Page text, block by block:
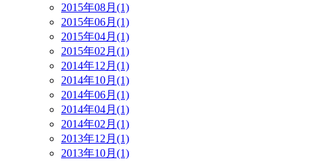
2015年08月(1)
2015年06月(1)
2015年04月(1)
2015年02月(1)
2014年12月(1)
2014年10月(1)
2014年06月(1)
2014年04月(1)
2014年02月(1)
2013年12月(1)
2013年10月(1)